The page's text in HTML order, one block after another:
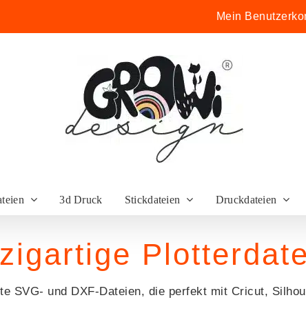
Mein
3d Druck Stickdateien Druckdateien
SVG- und DXF-Dateien, die perfekt mit Cricut,